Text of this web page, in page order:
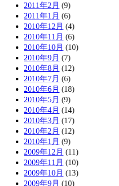
2011年2月 (9)
2011年1月 (6)
2010年12月 (4)
2010年11月 (6)
2010年10月 (10)
2010年9月 (7)
2010年8月 (12)
2010年7月 (6)
2010年6月 (18)
2010年5月 (9)
2010年4月 (14)
2010年3月 (17)
2010年2月 (12)
2010年1月 (9)
2009年12月 (11)
2009年11月 (10)
2009年10月 (13)
2009年9月 (10)